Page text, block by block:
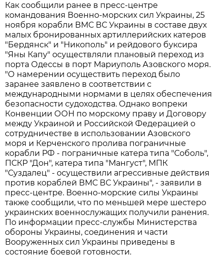
Как сообщили ранее в пресс-центре
командования Военно-морских сил Украины, 25
ноября корабли ВМС ВС Украины в составе двух
малых бронированных артиллерийских катеров
"Бердянск" и "Никополь" и рейдового буксира
"Яны Капу" осуществляли плановый переход из
порта Одессы в порт Мариуполь Азовского моря.
"О намерении осуществить переход было
заранее заявлено в соответствии с
международными нормами в целях обеспечения
безопасности судоходства. Однако вопреки
Конвенции ООН по морскому праву и Договору
между Украиной и Российской Федерацией о
сотрудничестве в использовании Азовского
моря и Керченского пролива пограничные
корабли РФ - пограничные катера типа "Соболь",
ПСКР "Дон", катера типа "Мангуст", МПК
"Суздалец" - осуществили агрессивные действия
против кораблей ВМС ВС Украины", - заявили в
пресс-центре. Военно-морские силы Украины
также сообщили, что по меньшей мере шестеро
украинских военнослужащих получили ранения.
По информации пресс-службы Министерства
обороны Украины, соединения и части
Вооруженных сил Украины приведены в
состояние боевой готовности.